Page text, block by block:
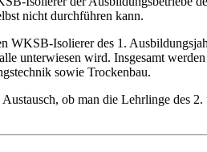
nicht durchführen kann.
WKSB-Isolierer des 1.
unterwiesen wird. Insgesamt
sowie Trockenbau.
ob man die Lehrlinge des